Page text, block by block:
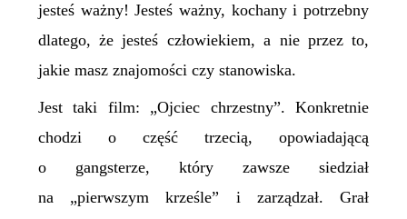
jesteś ważny! Jesteś ważny, kochany i potrzebny
dlatego, że jesteś człowiekiem, a nie przez to,
jakie masz znajomości czy stanowiska.
Jest taki film: „Ojciec chrzestny”. Konkretnie
chodzi o część trzecią, opowiadającą
o gangsterze, który zawsze siedział
na „pierwszym krześle” i zarządzał. Grał